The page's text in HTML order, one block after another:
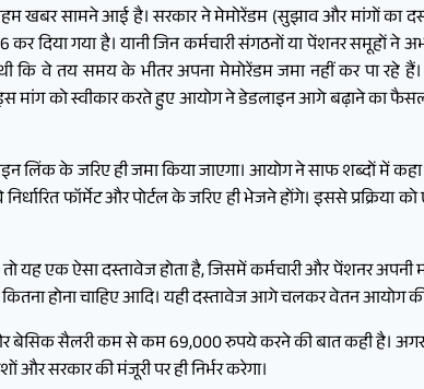
सामने आई है। सरकार ने मेमोरेंडम (सुझाव और मांगों का
गया है। यानी जिन कर्मचारी संगठनों या पेंशनर समूहों ने
कि वे तय समय के भीतर अपना मेमोरेंडम जमा नहीं कर पा
मांग को स्वीकार करते हुए आयोग ने डेडलाइन आगे बढ़ाने का
के जरिए ही जमा किया जाएगा। आयोग ने साफ शब्दों में कहा
फॉर्मेट और पोर्टल के जरिए ही भेजने होंगे। इससे
यह एक ऐसा दस्तावेज होता है, जिसमें कर्मचारी और पेंशनर
होना चाहिए आदि। यही दस्तावेज आगे चलकर वेतन आयोग
सैलरी कम से कम 69,000 रुपये करने की बात कही है। अगर
सरकार की मंजूरी पर ही निर्भर करेगा।